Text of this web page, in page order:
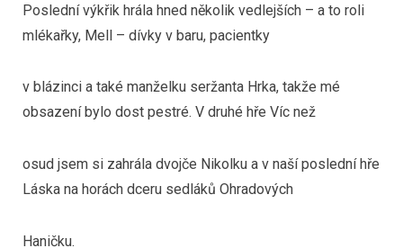
Poslední výkřik hrála hned několik vedlejších – a to roli
mlékařky, Mell – dívky v baru, pacientky
v blázinci a také manželku seržanta Hrka, takže mé
obsazení bylo dost pestré. V druhé hře Víc než
osud jsem si zahrála dvojče Nikolku a v naší poslední hře
Láska na horách dceru sedláků Ohradových
Haničku.